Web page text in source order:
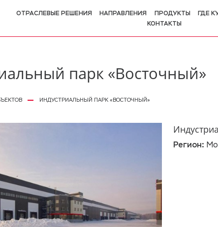
ОТРАСЛЕВЫЕ РЕШЕНИЯ НАПРАВЛЕНИЯ ПРОДУКТЫ ГДЕ
КОНТАКТЫ
парк «Восточный»
ИНДУСТРИАЛЬНЫЙ ПАРК «ВОСТОЧНЫЙ»
Регион: